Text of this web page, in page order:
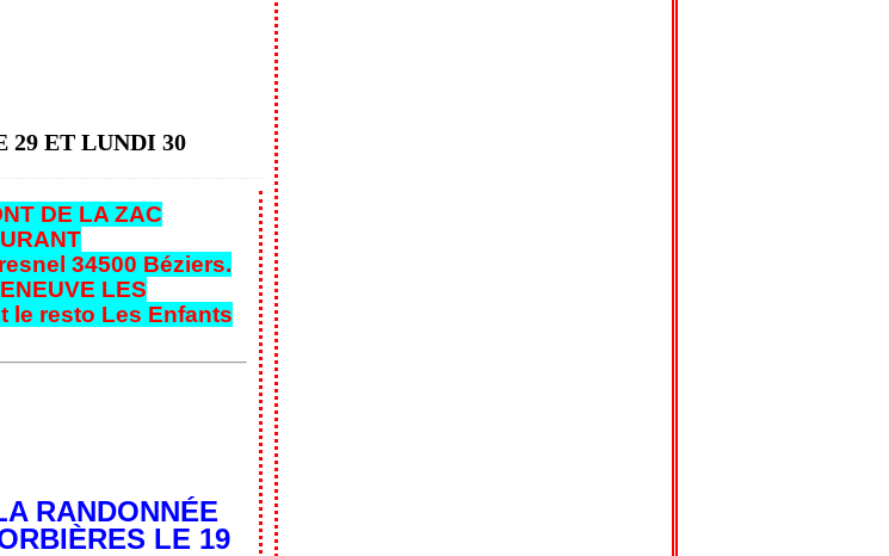
29 ET LUNDI 30
DE LA ZAC
34500 Béziers.
LES
le resto Les Enfants
RANDONNÉE
LE 19